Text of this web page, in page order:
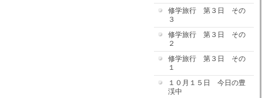
修学旅行 第３日 その
３
修学旅行 第３日 その
２
修学旅行 第３日 その
１
１０月１５日 今日の豊
渓中